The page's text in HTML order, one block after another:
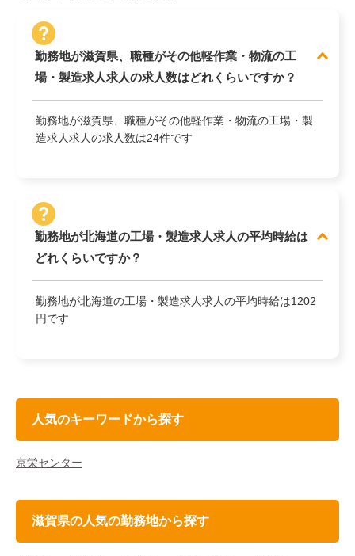
勤務地が滋賀県、職種がその他軽作業・物流の工
場・製造求人求人の求人数はどれくらいですか？
勤務地が滋賀県、職種がその他軽作業・物流の工場・製
造求人求人の求人数は24件です
勤務地が北海道の工場・製造求人求人の平均時給は
どれくらいですか？
勤務地が北海道の工場・製造求人求人の平均時給は1202
円です
人気のキーワードから探す
京栄センター
滋賀県の人気の勤務地から探す